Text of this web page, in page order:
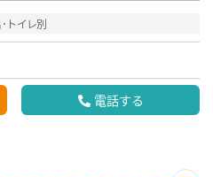
トイレ別
電話する